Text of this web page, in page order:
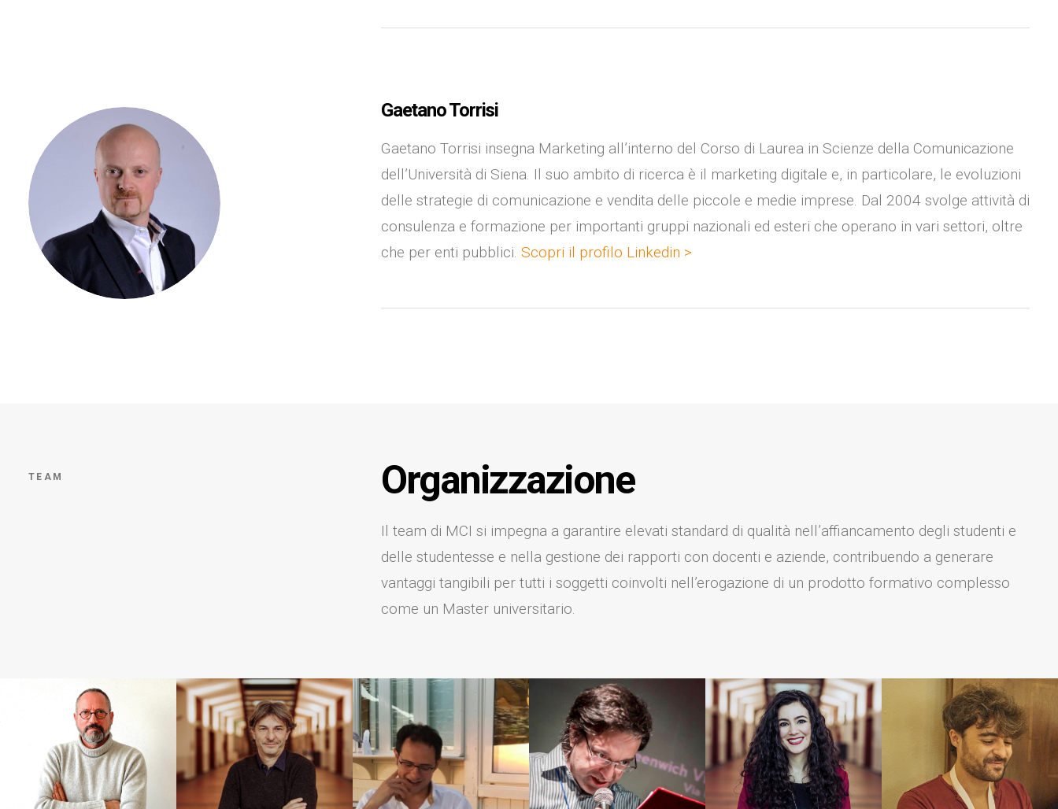
Gaetano Torrisi
Gaetano Torrisi insegna Marketing all’interno del Corso di Laurea in Scienze della Comunicazione
dell’Università di Siena. Il suo ambito di ricerca è il marketing digitale e, in particolare, le evoluzioni
delle strategie di comunicazione e vendita delle piccole e medie imprese. Dal 2004 svolge attività di
consulenza e formazione per importanti gruppi nazionali ed esteri che operano in vari settori, oltre
che per enti pubblici. Scopri il profilo Linkedin >
TEAM Organizzazione
Il team di MCI si impegna a garantire elevati standard di qualità nell’affiancamento degli studenti e
delle studentesse e nella gestione dei rapporti con docenti e aziende, contribuendo a generare
vantaggi tangibili per tutti i soggetti coinvolti nell’erogazione di un prodotto formativo complesso
come un Master universitario.
Direttore
Vice Direttore
Responsabile delle
relazioni istituzionali e dei
rapporti con le imprese
Responsabile della
didattica e delle relazioni
internazionali
Responsabile
comunicazione e
laboratori
Tutor d'aula